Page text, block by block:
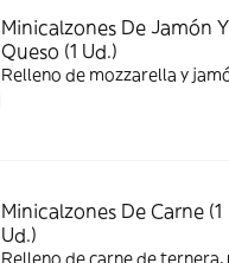
Minicalzones De Jamón Y
Queso (1 Ud.)
Relleno de mozzarella y
Minicalzones De Carne (1
Ud.)
Relleno de carne de